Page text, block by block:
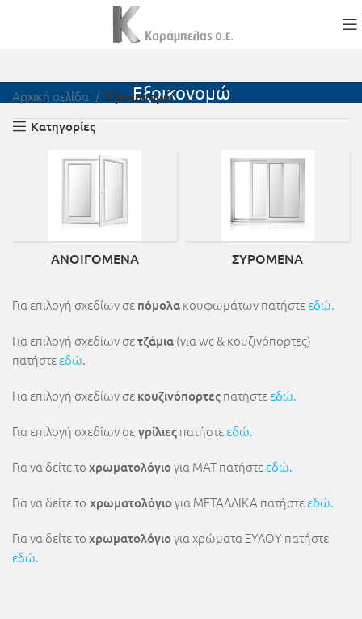
Εξοικονομώ
Αρχική σελίδα
Εξοικονομώ
Κατηγορίες
ΑΝΟΙΓΌΜΕΝΑ ΣΥΡΌΜΕΝΑ
Για επιλογή σχεδίων σε πόμολα κουφωμάτων πατήστεεδώ.
Για επιλογή σχεδίων σετζάμια (για wc & κουζινόπορτες)
πατήστεεδώ.
Για επιλογή σχεδίων σε κουζινόπορτες πατήστεεδώ.
Για επιλογή σχεδίων σε γρίλιες πατήστεεδώ.
Για να δείτε το χρωματολόγιογια ΜΑΤ πατήστεεδώ.
Για να δείτε το χρωματολόγιογια ΜΕΤΑΛΛΙΚΑ πατήστεεδώ.
Για να δείτε το χρωματολόγιογια χρώματα ΞΥΛΟΥ πατήστε
εδώ.